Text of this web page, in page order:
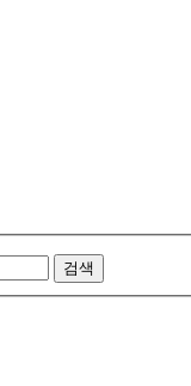
검색